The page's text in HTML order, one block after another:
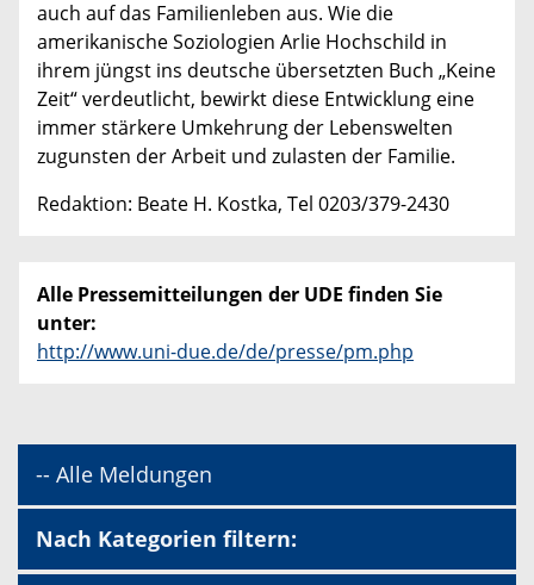
auch auf das Familienleben aus. Wie die
amerikanische Soziologien Arlie Hochschild in
ihrem jüngst ins deutsche übersetzten Buch „Keine
Zeit“ verdeutlicht, bewirkt diese Entwicklung eine
immer stärkere Umkehrung der Lebenswelten
zugunsten der Arbeit und zulasten der Familie.
Redaktion: Beate H. Kostka, Tel 0203/379-2430
Alle Pressemitteilungen der UDE finden Sie
unter:
http://www.uni-due.de/de/presse/pm.php
-- Alle Meldungen
Nach Kategorien filtern: